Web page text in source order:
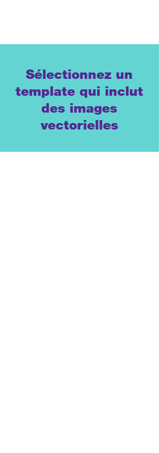
Sélectionnez un
template qui inclut
des images
vectorielles